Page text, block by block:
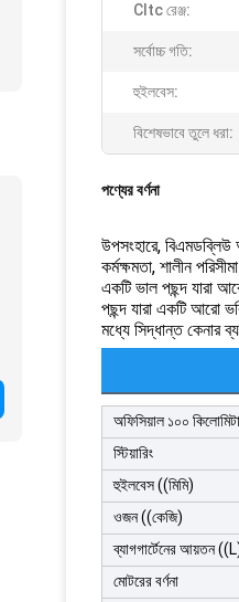
Cltc রেঞ্জ:
সর্বোচ্চ গতি:
হুইলবেস:
বিশেষভাবে তুলে ধরা:
পণ্যের বর্ণনা
উপসংহারে,
কর্মক্ষমতা, শালীন
একটি ভাল পছন্দ যারা
পছন্দ যারা একটি আরো
মধ্যে সিদ্ধান্ত কেনার
অফিসিয়াল ১০০
স্টিয়ারিং
হুইলবেস ((মিমি)
ওজন ((কেজি)
ব্যাগগার্টেনের আয়তন
মোটরের বর্ণনা